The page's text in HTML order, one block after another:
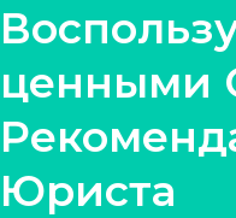
ценными
Юриста